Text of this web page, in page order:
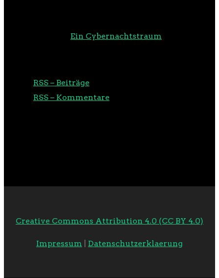
Ein Cybernachtstraum
RSS – Beiträge
RSS – Kommentare
Creative Commons Attribution 4.0 (CC BY 4.0)
Impressum Datenschutzerklaerung